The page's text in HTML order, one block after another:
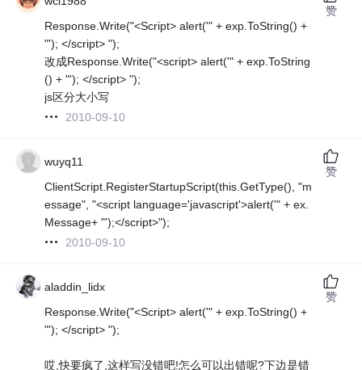
Response.Write("<Script> alert('" + exp.ToString() +
"'); </script> ");
改成Response.Write("<script> alert('" + exp.ToString
() + "'); </script> ");
js区分大小写
2010-09-10
赞
wuyq11
ClientScript.RegisterStartupScript(this.GetType(), "m
essage", "<script language='javascript'>alert('" + ex.
Message+ "');</script>");
2010-09-10
赞
aladdin_lidx
Response.Write("<Script> alert('" + exp.ToString() +
"'); </script> ");
哎,快要疯了,这样写没错吧!怎么可以出错呢?下边是错
赞